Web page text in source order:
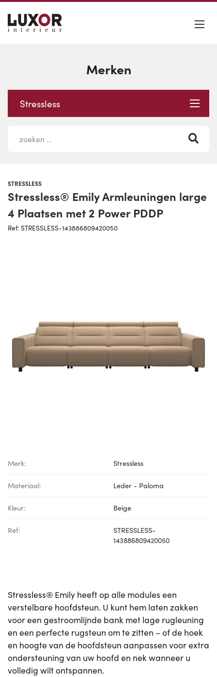
Merken
Stressless
STRESSLESS
Stressless® Emily Armleuningen large
4 Plaatsen met 2 Power PDDP
Ref: STRESSLESS-143886809420050
Merk: Stressless
Materiaal: Leder - Paloma
Kleur: Beige
Ref:
STRESSLESS-
143886809420050
Stressless® Emily heeft op alle modules een
verstelbare hoofdsteun. U kunt hem laten zakken
voor een gestroomlijnde bank met lage rugleuning
en een perfecte rugsteun om te zitten – of de hoek
en hoogte van de hoofdsteun aanpassen voor extra
ondersteuning van uw hoofd en nek wanneer u
volledig wilt ontspannen.